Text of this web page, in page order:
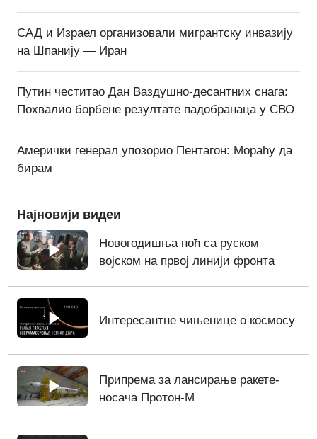
САД и Израел организовали мигрантску инвазију
на Шпанију — Иран
Путин честитао Дан Ваздушно-десантних снага:
Похвалио борбене резултате падобранаца у СВО
Амерички генерал упозорио Пентагон: Мораћу да
бирам
Најновији видеи
Новогодишња ноћ са руском
војском на првој линији фронта
Интересантне чињенице о космосу
Припрема за лансирање ракете-
носача Протон-М